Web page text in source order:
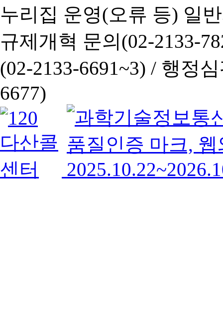
누리집 운영(오류 등) 일
규제개혁 문의(02-2133-
(02-2133-6691~3) / 행정심
6677)